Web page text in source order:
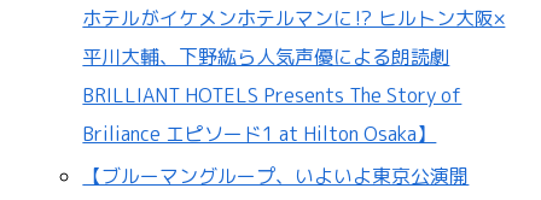
ホテルがイケメンホテルマンに⁉ ヒルトン大阪×
平川大輔、下野紘ら人気声優による朗読劇
BRILLIANT HOTELS Presents The Story of
Briliance エピソード1 at Hilton Osaka】
【ブルーマングループ、いよいよ東京公演開